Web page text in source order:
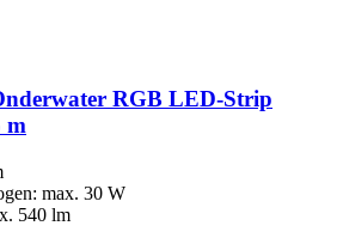
RGB LED-​Strip
m
max. 30 W
540 lm